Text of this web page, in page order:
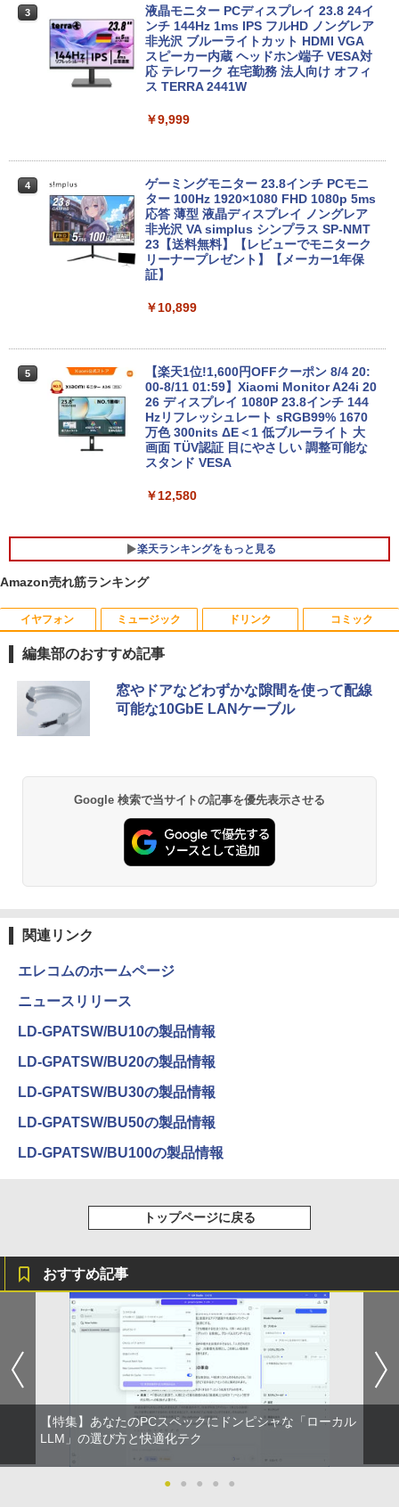
B ラベンダーパープル 11型Androidタブ
レット 6GB/128GB/WiFi VHU5864JP
￥29,981
【P最大15倍還元】2025年新生活応援！
型FHD液晶 Webカメラ 日本語配列キー
ボード付き テレワーク・在宅勤務・オン
ライン授業対応 軽量ノートPC 14Q8F
￥31,980
DELL Inspiron15 5583 Windows11 64
ルHD液晶 ノートパソコン【中古】【30
日保証】1708114
￥34,800
3
【エントリーでポイント100％還元のチ
ャンス】GMKtec M8 ミニPC【AMD Ryz
en 5 PRO 6650H 16GB 512GB】4.5GH
z 6コア 12スレッド OCuLink Windows
11 Pro LPDDR5 6400MT/s 16T増設 3画
面2.5GbpsLAN Bluetooth5.2 WiFi HD
8K コンパクト
【エントリーでポイント100％還元のチ
ャンス】GMKtec ミニPC M3Pro Intel C
ore i5 13500H 最大4.7GHz 12コア16ス
レッド 16GB DDR4 2スロット 64GBま
で拡張可能 512GB/1TB SSD M.2 2280
HDMI 4K 3画面 高速LAN パソコン mini
￥99,998
ガレリア ゲーミングPC デスクトップパ
ソコン Core Ultra 7 265F RTX 5070 Ti
メモリ 16GB / SSD 500GB Windows 11
Home GALLERIA XPC7M-R57T-GD 186
3
液晶モニター PCディスプレイ 23.8 24イ
ンチ 144Hz 1ms IPS フルHD ノングレア
非光沢 ブルーライトカット HDMI VGA
スピーカー内蔵 ヘッドホン端子 VESA対
応 テレワーク 在宅勤務 法人向け オフィ
ス TERRA 2441W
￥9,999
4
ゲーミングモニター 23.8インチ PCモニ
ター 100Hz 1920×1080 FHD 1080p 5ms
応答 薄型 液晶ディスプレイ ノングレア
非光沢 VA simplus シンプラス SP-NMT
23【送料無料】【レビューでモニターク
リーナープレゼント】【メーカー1年保
証】
￥10,899
5
【楽天1位!1,600円OFFクーポン 8/4 20:
00-8/11 01:59】Xiaomi Monitor A24i 20
26 ディスプレイ 1080P 23.8インチ 144
Hzリフレッシュレート sRGB99% 1670
万色 300nits ΔE＜1 低ブルーライト 大
画面 TÜV認証 目にやさしい 調整可能な
スタンド VESA
￥12,580
楽天ランキングをもっと見る
1 夏帆 The Tale of KAHO [ 村上 春樹 ]
￥2,860
￥1,980
4
第4版 [ 一般社団法人日本集中治療医学会
教育委員会 ]
￥22,000
タッチペンで音が聞ける！ はじめてずか
ん1000 英語つき はじめて図鑑1000 はじ
めてのずかん こども 子ども 0歳 1歳 2歳
祝い 知育玩具 英語教育
Amazon売れ筋ランキング
イヤフォン
Anker Soundcore P40i オフホワイト
￥7,990
Anker Soundcore P31i ブラック
￥5,990
【2026年アップグレード版】AOKIMI ワイヤ
レスイヤホン bluetooth イヤホン V12 小型
軽量 ブルートゥースHi-Fi 最大36時間再生 ぶ
るーとゅーす コードレス ENCノイズキャン
セリング 自動ペアリング Type-C充電 マイク
付き 防水 タッチ式音量調整 スポーツ/通勤/通
学/WEB会議(ホワイト)
￥1,964
レスイヤホン Bluetooth 5.4 ノイズキャンセ
リング ANC 36時間再生
￥3,480
ミュージック
BRUCE WAYNE feat. Flo Milli, ATL Jacob
[Explicit]
BRUCE WAYNE feat. Flo Milli, ATL Jacob
￥250
On My Road (Stadium ver.)
￥250
On My Road (Stadium ver.)
ドリンク
【Amazon.co.jp限定】 い・ろ・は・す 2L P
ET ラベルレス ×8本
by Amazon 天然水 ラベルレス 500ml ×24本
ウォーター ペットボトル 静岡県産 500ミリリ
ットル (Smart Basic)
by Amazon 天然水ラベルレス 2L×9本
￥1,117
【Amazon.co.jp限定】 伊藤園 磨かれて、澄
￥998
コミック
薬屋のひとりごと 17巻 (デジタル版ビッグガ
ンガンコミックス)
異世界居酒屋「のぶ」(22) (角川コミックス・
￥832
HUNTER×HUNTER モノクロ版 39 (ジャンプ
コミックスDIGITAL)
￥572
スーパーの裏でヤニ吸うふたり 9巻 (デジタル
版ビッグガンガンコミックス)
編集部のおすすめ記事
窓やドアなどわずかな隙間を使って配線
可能な10GbE LANケーブル
Google 検索で当サイトの記事を優先表示させる
関連リンク
エレコムのホームページ
ニュースリリース
LD-GPATSW/BU10の製品情報
LD-GPATSW/BU20の製品情報
LD-GPATSW/BU30の製品情報
LD-GPATSW/BU50の製品情報
LD-GPATSW/BU100の製品情報
トップページに戻る
おすすめ記事
【特集】あなたのPCスペックにドンピシャな「ローカル
LLM」の選び方と快適化テク
● ● ● ● ●